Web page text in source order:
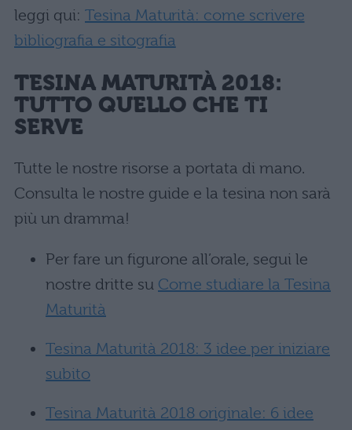
leggi qui: Tesina Maturità: come scrivere
bibliografia e sitografia
TESINA MATURITÀ 2018:
TUTTO QUELLO CHE TI
SERVE
Tutte le nostre risorse a portata di mano.
Consulta le nostre guide e la tesina non sarà
più un dramma!
Per fare un figurone all’orale, segui le
nostre dritte su Come studiare la Tesina
Maturità
Tesina Maturità 2018: 3 idee per iniziare
subito
Tesina Maturità 2018 originale: 6 idee